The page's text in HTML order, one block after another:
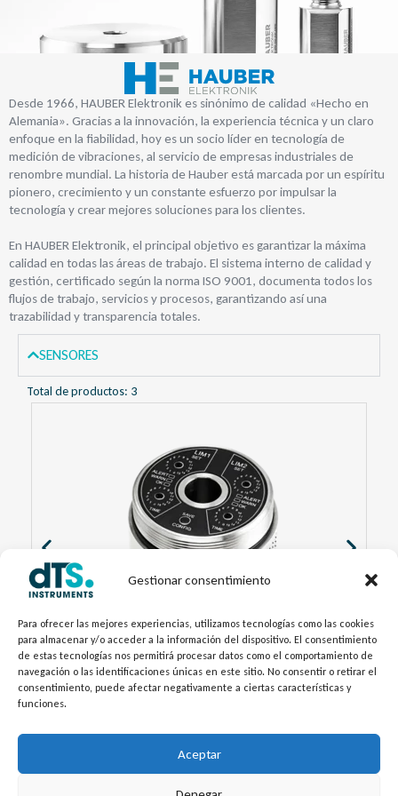
Gestionar consentimiento
Para ofrecer las mejores experiencias, utilizamos tecnologías como las cookies
para almacenar y/o acceder a la información del dispositivo. El consentimiento
de estas tecnologías nos permitirá procesar datos como el comportamiento de
navegación o las identificaciones únicas en este sitio. No consentir o retirar el
consentimiento, puede afectar negativamente a ciertas características y
funciones.
Aceptar
Desde 1966, HAUBER Elektronik es sinónimo de calidad «Hecho en
Alemania». Gracias a la innovación, la experiencia técnica y un claro
enfoque en la fiabilidad, hoy es un socio líder en tecnología de
medición de vibraciones, al servicio de empresas industriales de
renombre mundial. La historia de Hauber está marcada por un espíritu
pionero, crecimiento y un constante esfuerzo por impulsar la
tecnología y crear mejores soluciones para los clientes.
En HAUBER Elektronik, el principal objetivo es garantizar la máxima
calidad en todas las áreas de trabajo. El sistema interno de calidad y
gestión, certificado según la norma ISO 9001, documenta todos los
flujos de trabajo, servicios y procesos, garantizando así una
trazabilidad y transparencia totales.
SENSORES
Total de productos: 3
Sensor de Vibraciones HE20X